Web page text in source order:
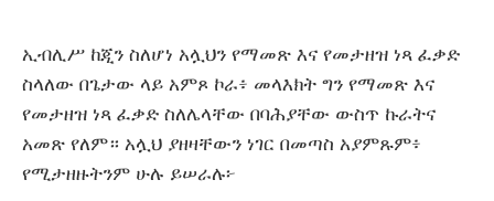
ኢብሊሥ ከጂን ስለሆነ አሏህን የማመጽ እና የመታዘዝ ነጻ ፈቃድ
ስላለው በጌታው ላይ አምጾ ኮራ፥ መላእክት ግን የማመጽ እና
የመታዘዝ ነጻ ፈቃድ ስለሌላቸው በባሕያቸው ውስጥ ኩራትና
አመጽ የለም። አሏህ ያዘዛቸውን ነገር በመጣስ አያምጹም፥
የሚታዘዙትንም ሁሉ ይሠራሉ፦